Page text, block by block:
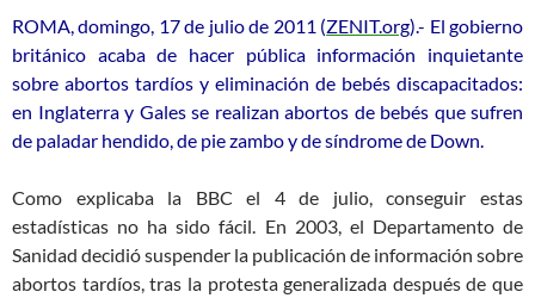
ROMA, domingo, 17 de julio de 2011 (ZENIT.org).- El gobierno
británico acaba de hacer pública información inquietante
sobre abortos tardíos y eliminación de bebés discapacitados:
en Inglaterra y Gales se realizan abortos de bebés que sufren
de paladar hendido, de pie zambo y de síndrome de Down.
Como explicaba la BBC el 4 de julio, conseguir estas
estadísticas no ha sido fácil. En 2003, el Departamento de
Sanidad decidió suspender la publicación de información sobre
abortos tardíos, tras la protesta generalizada después de que